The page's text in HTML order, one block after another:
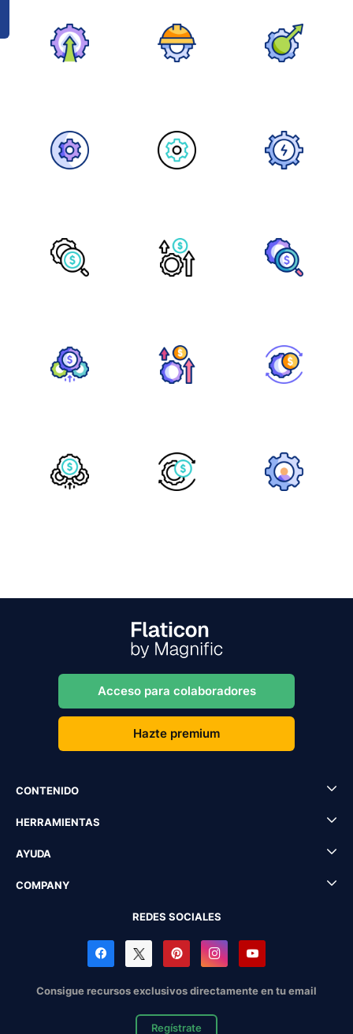
Acceso para colaboradores
Hazte premium
CONTENIDO
HERRAMIENTAS
AYUDA
COMPANY
REDES SOCIALES
Consigue recursos exclusivos directamente en tu email
Regístrate